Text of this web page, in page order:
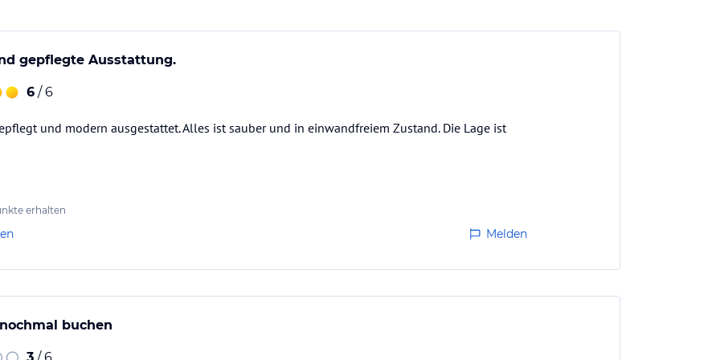
mit Suppe oder Salat.
gepflegte Ausstattung.
6 / 6
und modern ausgestattet. Alles ist sauber und in einwandfreiem Zustand. Die Lage ist
erhalten
Melden
buchen